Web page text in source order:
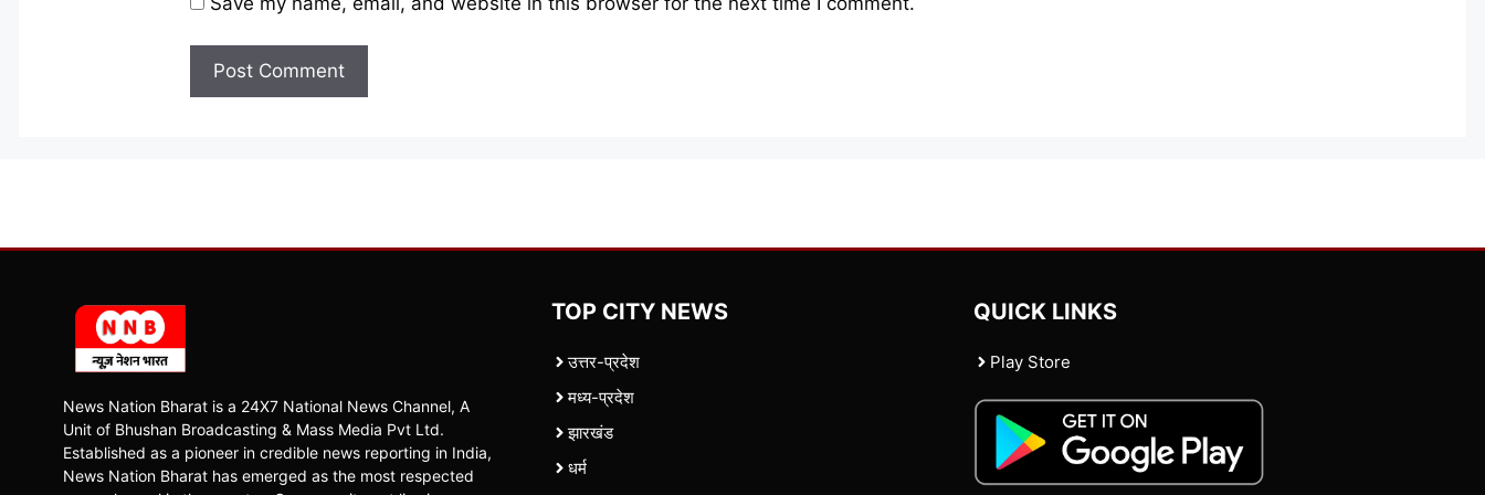
News Nation Bharat is a 24X7 National News Channel, A
Unit of Bhushan Broadcasting & Mass Media Pvt Ltd.
Established as a pioneer in credible news reporting in India,
News Nation Bharat has emerged as the most respected
TOP CITY NEWS
उत्तर-प्रदेश
मध्य-प्रदेश
झारखंड
धर्म
QUICK LINKS
Play Store